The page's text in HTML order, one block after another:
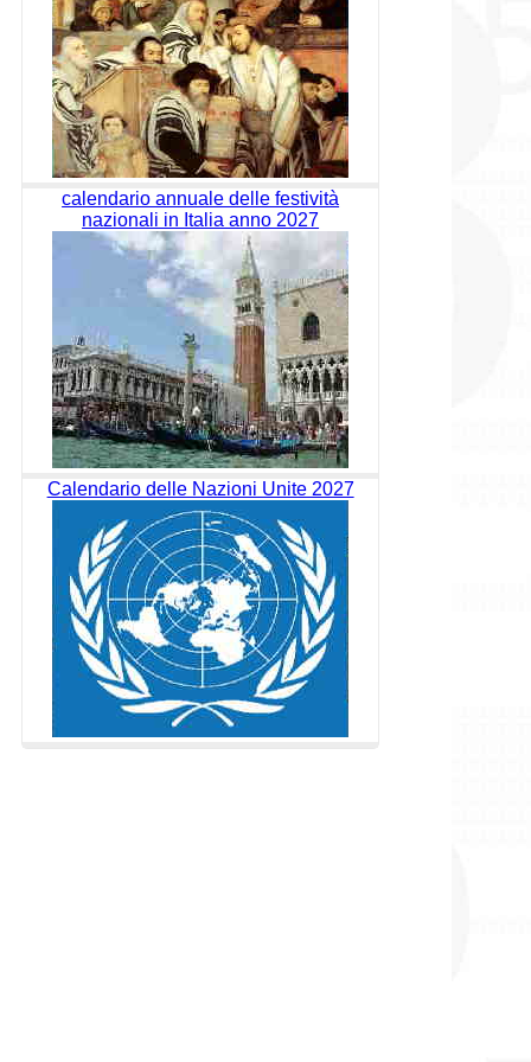
calendario annuale delle festività
nazionali in Italia anno 2027
Calendario delle Nazioni Unite 2027